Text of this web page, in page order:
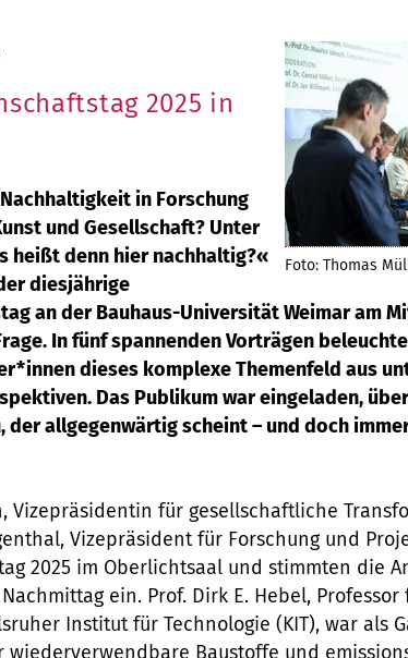
Foto: Thomas
2025 in
in Forschung
und Gesellschaft? Unter
heißt denn hier nachhaltig?«
diesjährige
an der Bauhaus-Universität Weimar am
In fünf spannenden Vorträgen
dieses komplexe Themenfeld aus
Das Publikum war eingeladen,
der allgegenwärtig scheint – und doch
Vizepräsidentin für gesellschaftliche
Vizepräsident für Forschung und
2025 im Oberlichtsaal und stimmten die
ein. Prof. Dirk E. Hebel,
Institut für Technologie (KIT), war als
wiederverwendbare Baustoffe und